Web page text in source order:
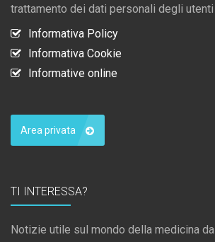
trattamento dei dati personali degli utenti
Informativa Policy
Informativa Cookie
Informative online
Area privata
TI INTERESSA?
Notizie utile sul mondo della medicina